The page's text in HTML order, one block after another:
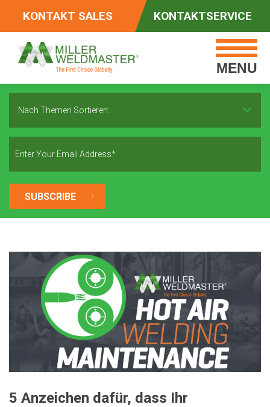
KONTAKT SALES KONTAKTSERVICE
MENU
Nach Themen Sortieren:
5 Anzeichen dafür, dass Ihr